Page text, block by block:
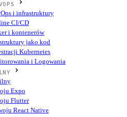
i infrastruktury
CI/CD
i kontenerów
jako kod
Kubernetes
i Logowania
Expo
Flutter
React Native